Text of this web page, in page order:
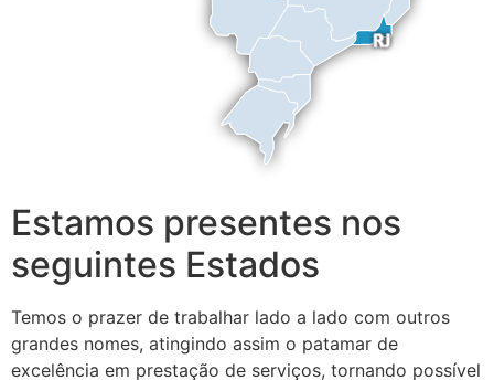
Estamos presentes nos
seguintes Estados
Temos o prazer de trabalhar lado a lado com outros
grandes nomes, atingindo assim o patamar de
excelência em prestação de serviços, tornando possível